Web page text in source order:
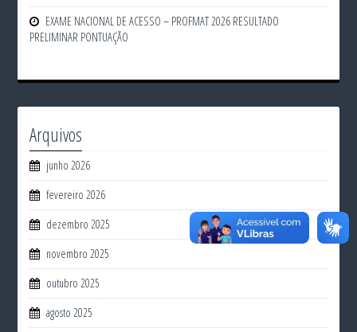
EXAME NACIONAL DE ACESSO – PROFMAT 2026 RESULTADO
PRELIMINAR PONTUAÇÃO
Arquivos
junho 2026
fevereiro 2026
dezembro 2025
novembro 2025
outubro 2025
agosto 2025